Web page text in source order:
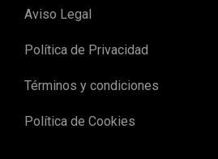
Aviso Legal
Política de Privacidad
Términos y condiciones
Política de Cookies